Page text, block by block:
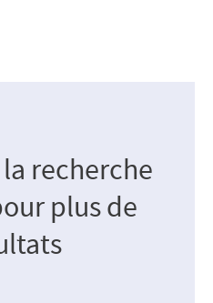
recherche
plus de